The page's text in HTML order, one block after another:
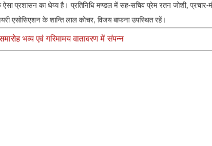
ऐसा प्रशासन का धेय्य है। प्रतिनिधि मण्डल में सह-सचिव प्रेम रतन जोशी,
एसोसिएशन के शान्ति लाल कोचर, विजय बाफना उपस्थित रहें।
भव्य एवं गरिमामय वातावरण में संपन्न